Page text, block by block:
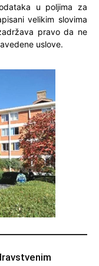
u poljima za
velikim slovima
pravo da ne
uslove.